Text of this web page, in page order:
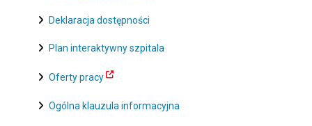
Deklaracja dostępności
Plan interaktywny szpitala
Oferty pracy
Ogólna klauzula informacyjna